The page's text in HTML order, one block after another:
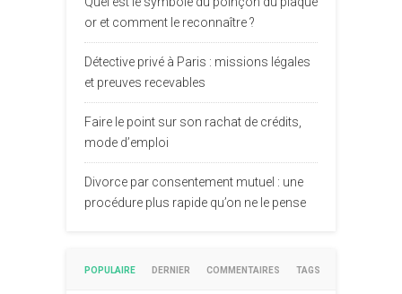
or et comment le reconnaître ?
Détective privé à Paris : missions légales
et preuves recevables
Faire le point sur son rachat de crédits,
mode d’emploi
Divorce par consentement mutuel : une
procédure plus rapide qu’on ne le pense
POPULAIRE DERNIER COMMENTAIRES TAGS